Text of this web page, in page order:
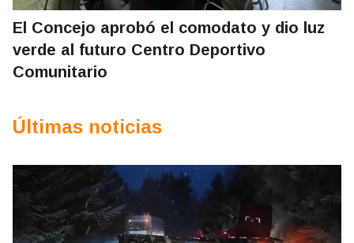
El Concejo aprobó el comodato y dio luz
verde al futuro Centro Deportivo
Comunitario
Últimas noticias